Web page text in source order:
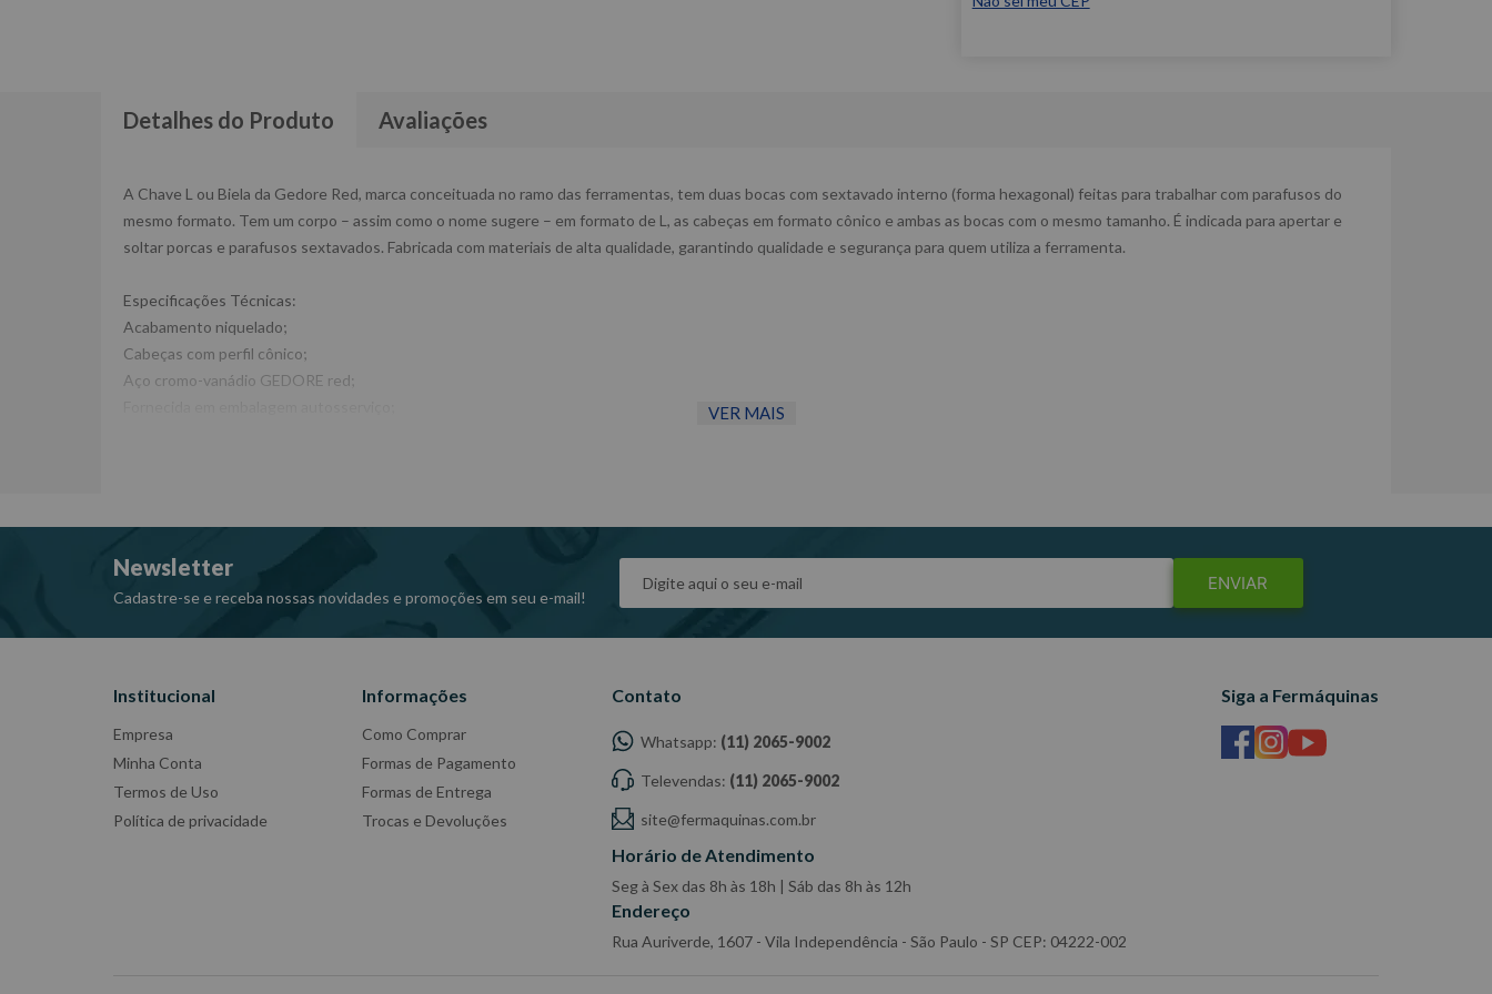
Detalhes do Produto Avaliações
A Chave L ou Biela da Gedore Red, marca conceituada no ramo das ferramentas, tem duas bocas com sextavado interno (forma hexagonal) feitas para trabalhar com parafusos do
mesmo formato. Tem um corpo – assim como o nome sugere – em formato de L, as cabeças em formato cônico e ambas as bocas com o mesmo tamanho. É indicada para apertar e
soltar porcas e parafusos sextavados. Fabricada com materiais de alta qualidade, garantindo qualidade e segurança para quem utiliza a ferramenta.
Especificações Técnicas:
Acabamento niquelado;
Cabeças com perfil cônico;
Aço cromo-vanádio GEDORE red;
-Imagens meramente ilustrativas
-Todas as informações divulgadas são de responsabilidade do Fabricante/ Fornecedor.
VER MAIS
Newsletter
Cadastre-se e receba nossas novidades e promoções em seu e-mail!
ENVIAR
Institucional
Empresa
Minha Conta
Termos de Uso
Política de privacidade
Informações
Como Comprar
Formas de Pagamento
Formas de Entrega
Trocas e Devoluções
Contato
Whatsapp: (11) 2065-9002
Televendas: (11) 2065-9002
site@fermaquinas.com.br
Horário de Atendimento
Seg à Sex das 8h às 18h | Sáb das 8h às 12h
Endereço
Rua Auriverde, 1607 - Vila Independência - São Paulo - SP CEP: 04222-002
Siga a Fermáquinas